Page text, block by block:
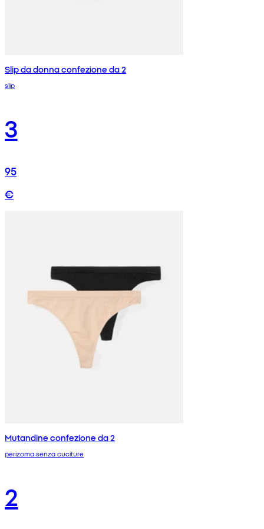
Slip da donna confezione da 2
slip
3
95
€
Mutandine confezione da 2
perizoma senza cuciture
2